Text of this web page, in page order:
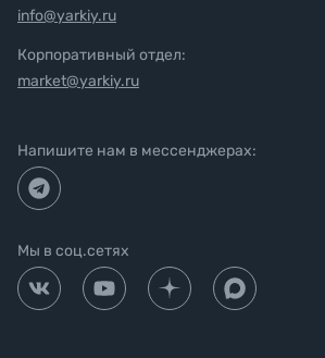
info@yarkiy.ru
Корпоративный отдел:
market@yarkiy.ru
Напишите нам в мессенджерах:
Мы в соц.сетях